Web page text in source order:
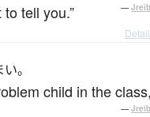
tell you.” —
。
child in the
—